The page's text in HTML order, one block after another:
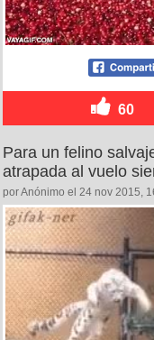
60
Para un felino
atrapada al vuelo
por Anónimo el 24 nov 2015,